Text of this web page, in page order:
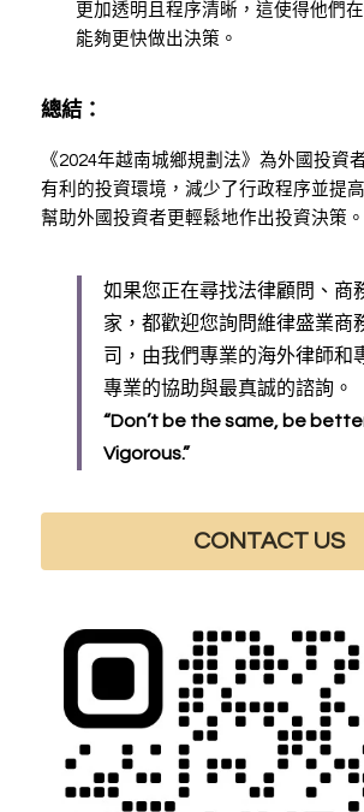
更加透明且程序清晰，這使得他們
能夠更快做出決策。
總結：
《2024年越南城鄉規劃法》為外國投資
有利的投資環境，減少了行政程序並提
幫助外國投資者更輕鬆地作出投資決策。
如果您正在尋找法律顧問、商
家，都歡迎您詢問維律盛業商
司，由我們專業的海外律師和
專業的協助與最真誠的諮詢。
“Don’t be the same, be
Vigorous.”
CONTACT US